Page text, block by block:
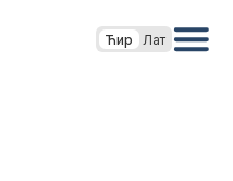
Ћир Лат